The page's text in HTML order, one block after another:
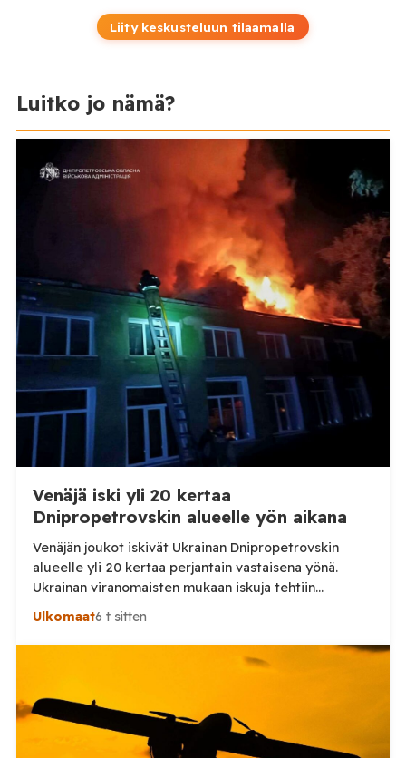
Liity keskusteluun tilaamalla
Luitko jo nämä?
Venäjä iski yli 20 kertaa
Dnipropetrovskin alueelle yön aikana
Venäjän joukot iskivät Ukrainan Dnipropetrovskin
alueelle yli 20 kertaa perjantain vastaisena yönä.
Ukrainan viranomaisten mukaan iskuja tehtiin
drooneilla ja tykistöllä viidelle eri alueelle.
alueellisen sotilashallinnon johtaja Oleksandr Hanzha
kertoi perjantaiaamuna 7. elokuuta julkaisemassaan
hyökkäsivät yön aikana yli 20 kertaa viidelle alueelle.
Nikopolin alueella iskuja kohdistui Nikopolin
kaupunkiin sekä […]
Ulkomaat6 t sitten